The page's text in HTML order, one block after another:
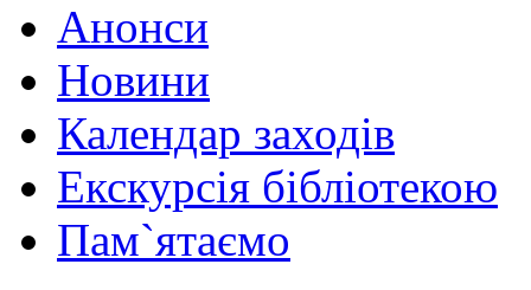
Анонси
Новини
Календар заходів
Екскурсія бібліотекою
Пам`ятаємо